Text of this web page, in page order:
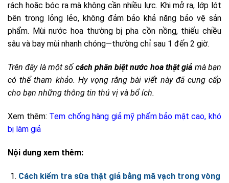
rách hoặc bóc ra mà không cần nhiều lực. Khi mở ra, lớp lót
bên trong lỏng lẻo, không đảm bảo khả năng bảo vệ sản
phẩm. Mùi nước hoa thường bị pha cồn nồng, thiếu chiều
sâu và bay mùi nhanh chóng—thường chỉ sau 1 đến 2 giờ.
Trên đây là một số cách phân biệt nước hoa thật giả mà bạn
có thể tham khảo. Hy vọng rằng bài viết này đã cung cấp
cho bạn những thông tin thú vị và bổ ích.
Xem thêm: Tem chống hàng giả mỹ phẩm bảo mật cao, khó
bị làm giả
Nội dung xem thêm:
Cách kiểm tra sữa thật giả bằng mã vạch trong vòng